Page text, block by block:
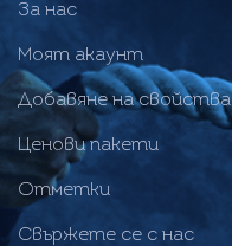
За нас
Моят акаунт
Добавяне на свойства
Ценови пакети
Отметки
Свържете се с нас